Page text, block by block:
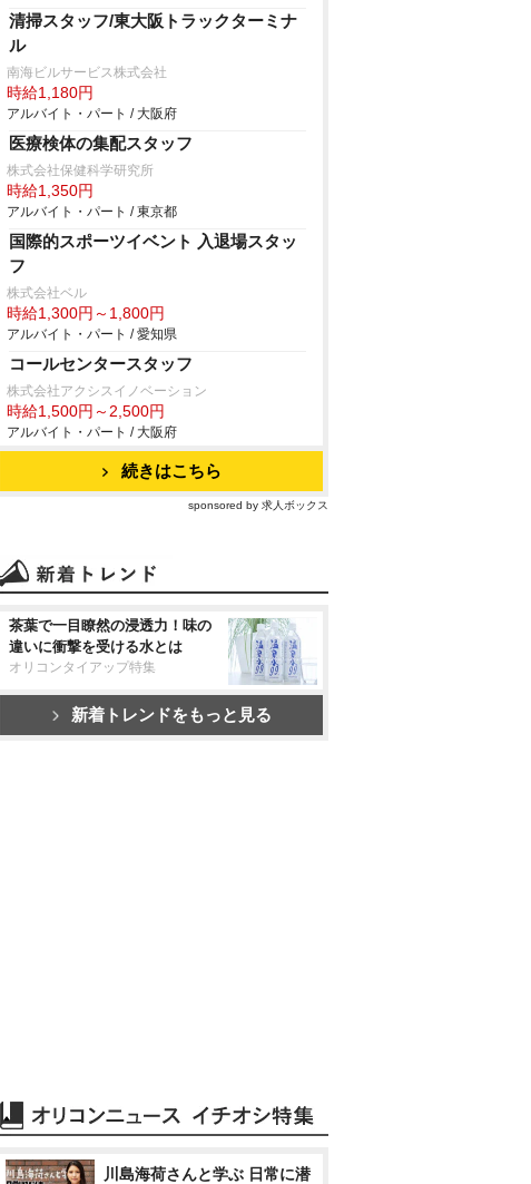
清掃スタッフ/東大阪トラックターミナ
ル
南海ビルサービス株式会社
時給1,180円
アルバイト・パート / 大阪府
医療検体の集配スタッフ
株式会社保健科学研究所
時給1,350円
アルバイト・パート / 東京都
国際的スポーツイベント 入退場スタッ
フ
株式会社ベル
時給1,300円～1,800円
アルバイト・パート / 愛知県
コールセンタースタッフ
株式会社アクシスイノベーション
時給1,500円～2,500円
アルバイト・パート / 大阪府
続きはこちら
sponsored by 求人ボックス
茶葉で一目瞭然の浸透力！味の
違いに衝撃を受ける水とは
オリコンタイアップ特集
新着トレンドをもっと見る
川島海荷さんと学ぶ 日常に潜